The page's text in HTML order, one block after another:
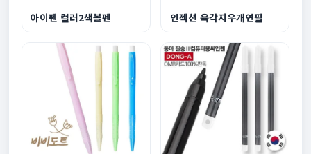
아이펜 컬러2색볼펜 인젝션 육각지우개연필